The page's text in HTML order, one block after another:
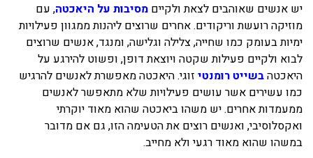
יש אנשים שאוהבים לצאת ולקיים מסיבות על היאכטה, עם
מוזיקה רועשת וריקודים. אחרים שרוצים ליהנות ממגוון פעילויות
ימיות בעומק כמו שחייה, צלילה וגלישה, ומנגד, אנשים שרוצים
לבוא ולקיים פעילות שקטה ויוצאת דופן, ופשוט להירגע על
היאכטהבשייט רומנטי זוגי. היאכטה מאפשרת לאנשים להרגיש
כמו עשירים אשר עושים פעילויות שלא מתאפשר לאנשים
ממעמדות אחרים. יש משהו ביאכטה שהוא מאוד יוקרתי
ואקסלוסיבי, ואנשים רוצים את הטעימה הזו, גם אם מדובר
במשהו שהוא מאוד רגעי ולא מחייב.